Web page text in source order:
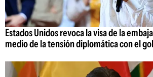
Estados Unidos revoca la visa de la
medio de la tensión diplomática con el